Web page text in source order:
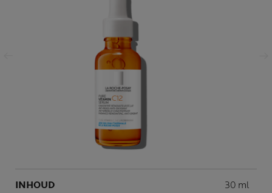
INHOUD Volume
30 ml